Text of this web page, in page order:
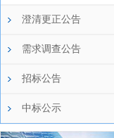
澄清更正公告
需求调查公告
招标公告
中标公示